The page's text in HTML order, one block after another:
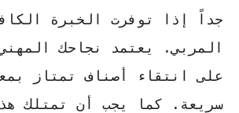
جداً إذا توفرت الخبرة
المربي. يعتمد نجاحك
على انتقاء أصناف تمتاز
سريعة. كما يجب أن تمتلك